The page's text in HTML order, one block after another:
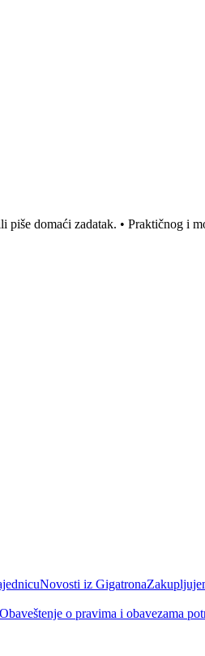
piše domaći zadatak. • Praktičnog i
Novosti iz Gigatrona
Obaveštenje o pravima i obavezama